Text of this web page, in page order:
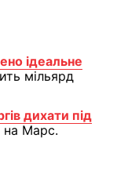
ідеальне
мільярд
дихати під
на Марс.